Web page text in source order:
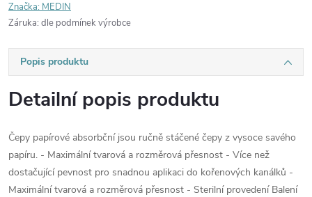
Značka: MEDIN
Záruka: dle podmínek výrobce
Popis produktu
Detailní popis produktu
Čepy papírové absorbční jsou ručně stáčené čepy z vysoce savého
papíru. - Maximální tvarová a rozměrová přesnost - Více než
dostačující pevnost pro snadnou aplikaci do kořenových kanálků -
Maximální tvarová a rozměrová přesnost - Sterilní provedení Balení